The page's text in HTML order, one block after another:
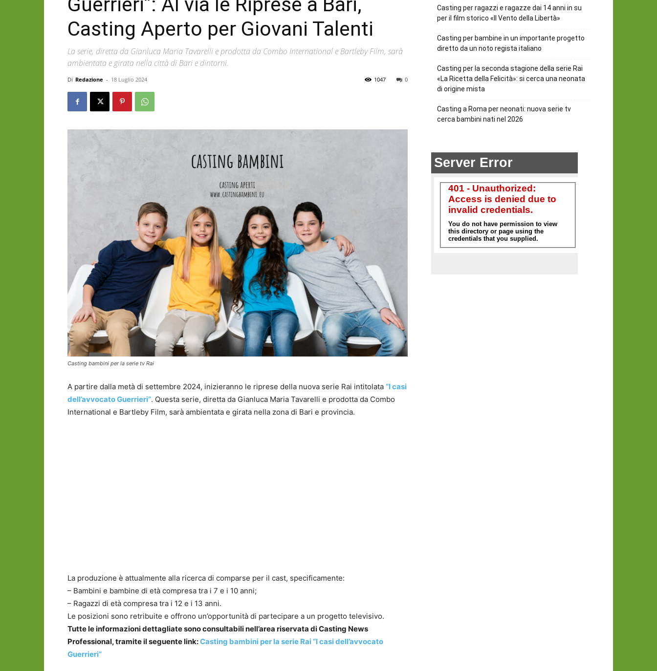
Casting Aperto per Giovani Talenti
La serie, diretta da Gianluca Maria Tavarelli e prodotta da Combo International e Bartleby Film, sarà
ambientata e girata nella città di Bari e dintorni.
Di Redazione - 18 Luglio 2024 0
1047
Casting bambini per la serie tv Rai
A partire dalla metà di settembre 2024, inizieranno le riprese della nuova serie Rai intitolata “I casi
dell’avvocato Guerrieri”. Questa serie, diretta da Gianluca Maria Tavarelli e prodotta da Combo
International e Bartleby Film, sarà ambientata e girata nella zona di Bari e provincia.
La produzione è attualmente alla ricerca di comparse per il cast, specificamente:
– Bambini e bambine di età compresa tra i 7 e i 10 anni;
– Ragazzi di età compresa tra i 12 e i 13 anni.
Le posizioni sono retribuite e offrono un’opportunità di partecipare a un progetto televisivo.
Tutte le informazioni dettagliate sono consultabili nell’area riservata di Casting News
Professional, tramite il seguente link:Casting bambini per la serie Rai “I casi dell’avvocato
Guerrieri”
Casting per ragazzi e ragazze dai 14 anni in su
per il film storico «Il Vento della Libertà»
Casting per bambine in un importante progetto
diretto da un noto regista italiano
Casting per la seconda stagione della serie Rai
«La Ricetta della Felicità»: si cerca una neonata
di origine mista
Casting a Roma per neonati: nuova serie tv
cerca bambini nati nel 2026